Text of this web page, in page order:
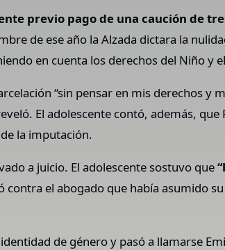
previo pago de una caución de
de ese año la Alzada dictara la
en cuenta los derechos del Niño y
“sin pensar en mis derechos y
El adolescente contó, además, que
la imputación.
a juicio. El adolescente sostuvo que
contra el abogado que había asumido
de género y pasó a llamarse